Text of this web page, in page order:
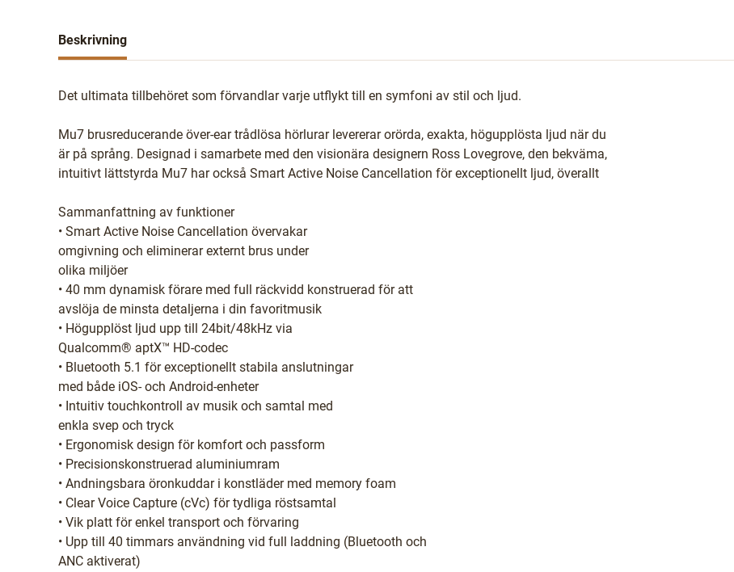
Beskrivning
Det ultimata tillbehöret som förvandlar varje utflykt till en symfoni av stil och ljud.
Mu7 brusreducerande över-ear trådlösa hörlurar levererar orörda, exakta, högupplösta ljud när du
är på språng. Designad i samarbete med den visionära designern Ross Lovegrove, den bekväma,
intuitivt lättstyrda Mu7 har också Smart Active Noise Cancellation för exceptionellt ljud, överallt
Sammanfattning av funktioner
• Smart Active Noise Cancellation övervakar
omgivning och eliminerar externt brus under
olika miljöer
• 40 mm dynamisk förare med full räckvidd konstruerad för att
avslöja de minsta detaljerna i din favoritmusik
• Högupplöst ljud upp till 24bit/48kHz via
Qualcomm® aptX™ HD-codec
• Bluetooth 5.1 för exceptionellt stabila anslutningar
med både iOS- och Android-enheter
• Intuitiv touchkontroll av musik och samtal med
enkla svep och tryck
• Ergonomisk design för komfort och passform
• Precisionskonstruerad aluminiumram
• Andningsbara öronkuddar i konstläder med memory foam
• Clear Voice Capture (cVc) för tydliga röstsamtal
• Vik platt för enkel transport och förvaring
• Upp till 40 timmars användning vid full laddning (Bluetooth och
ANC aktiverat)